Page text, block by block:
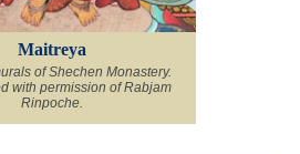
Maitreya
of Shechen Monastery.
with permission of Rabjam
Rinpoche.